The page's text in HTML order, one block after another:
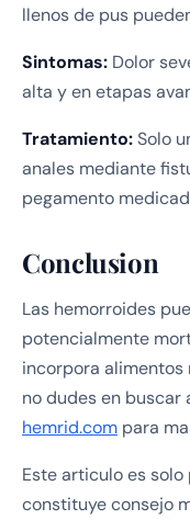
llenos de pus
Sintomas: Dolor
alta y en etapas
Tratamiento:Solo
anales mediante
pegamento
Conclusion
Las hemorroides
potencialmente
incorpora alimentos
no dudes en buscar
hemrid.com para
Este articulo es
constituye consejo